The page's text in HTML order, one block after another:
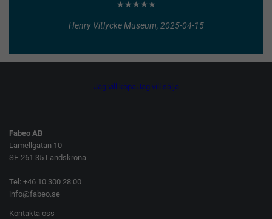
★★★★★
Henry Vitlycke Museum, 2025-04-15
Jag vill köpa Jag vill sälja
Fabeo AB
Lamellgatan 10
SE-261 35 Landskrona
Tel: +46 10 300 28 00
info@fabeo.se
Kontakta oss